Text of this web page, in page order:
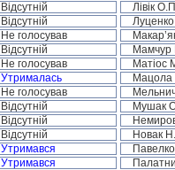
Відсутній Лівік
Відсутній Луценко
Не голосував
Відсутній
Не голосував Матіос
Утрималась Мацола
Не голосував
Відсутній Мушак
Відсутній
Відсутній Новак
Утримався
Утримався